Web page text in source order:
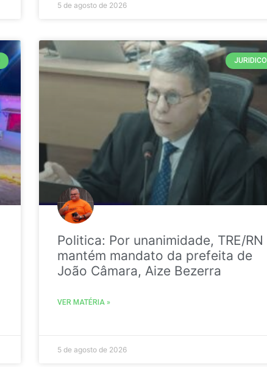
5 de agosto de 2026
JURIDICO
Politica: Por unanimidade, TRE/RN
mantém mandato da prefeita de
João Câmara, Aize Bezerra
VER MATÉRIA »
5 de agosto de 2026